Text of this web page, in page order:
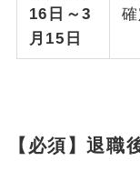
16日～3
月15日
【必須】退職